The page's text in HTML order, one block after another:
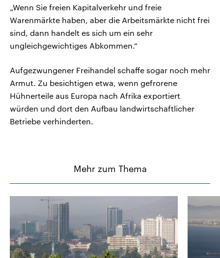
„Wenn Sie freien Kapitalverkehr und freie
Warenmärkte haben, aber die Arbeitsmärkte nicht frei
sind, dann handelt es sich um ein sehr
ungleichgewichtiges Abkommen.“
Aufgezwungener Freihandel schaffe sogar noch mehr
Armut. Zu besichtigen etwa, wenn gefrorene
Hühnerteile aus Europa nach Afrika exportiert
würden und dort den Aufbau landwirtschaftlicher
Betriebe verhinderten.
Mehr zum Thema